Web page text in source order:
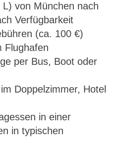
von München nach
Verfügbarkeit
(ca. 100 €)
Flughafen
per Bus, Boot oder
Doppelzimmer, Hotel
in einer
in typischen